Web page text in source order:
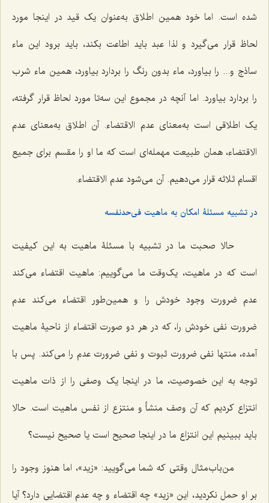
شده است. اما خود همین اطلاق به‌عنوان یک قید در اینجا مورد
لحاظ قرار می‌گیرد و لذا عبد باید اطاعت بکند، باید برود این ماء
ساذج و... را بیاورد، ماء بدون رنگ را بردارد بیاورد، همین ماء شرب
را بردارد بیاورد. اما آنچه در مجموع این سه‌تا مورد لحاظ قرار گرفته،
یک اطلاقی است به‌معنای عدم الاقتضاء. آن اطلاق به‌معنای عدم
الاقتضاء، همان طبیعت مهمله‌ای است که ما او را مقسم برای جمیع
اقسام ثلاثه قرار می‌دهیم. آن می‌شود عدم الاقتضاء.
در تشبیه مسئلۀ امکان به ماهیت فی‌حدنفسه
حالا صحبت ما در تشبیه با مسئلۀ ماهیت به این کیفیت
است که در ماهیت، یک‌وقت ما می‌گوییم: ماهیت اقتضاء می‌کند
عدم ضرورت وجود خودش را و همین‌طور اقتضاء می‌کند عدم
ضرورت نفی خودش را، که در هر دو صورت اقتضاء از ناحیۀ ماهیت
آمده، منتها نفی ضرورت ثبوت و نفی ضرورت عدم را می‌کند. پس با
توجه به این خصوصیت، ما در اینجا یک وصفی را از ذات ماهیت
انتزاع کردیم که آن وصف منشأ و منتزع از نفس ماهیت است. حالا
باید ببینیم این انتزاع ما در اینجا صحیح است یا صحیح نیست؟
من‌باب‌مثال وقتی که شما می‌گویید: «زید»، اما هنوز وجود را
بر او حمل نکردید، این «زید» چه اقتضاء و چه عدم اقتضایی دارد؟ آیا